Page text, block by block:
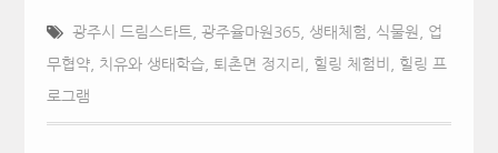
광주시 드림스타트, 광주율마원365, 생태체험 식물원 업
무협약, 치유와 생태학습, 퇴촌면 정지리 힐링 체험비 힐링 프
로그램